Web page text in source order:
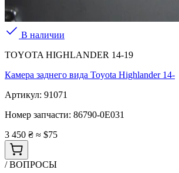
В наличии
TOYOTA HIGHLANDER 14-19
Камера заднего вида Toyota Highlander 14-
Артикул: 91071
Номер запчасти: 86790-0E031
3 450 ₴ ≈ $75
/ ВОПРОСЫ